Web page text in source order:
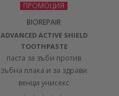
ПРОМОЦИЯ
BIOREPAIR
ADVANCED ACTIVE SHIELD
TOOTHPASTE
паста за зъби против
зъбна плака и за здрави
венци унисекс